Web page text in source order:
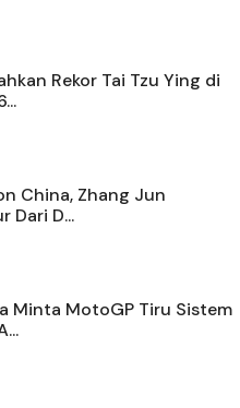
Rekor Tai Tzu Ying di
China, Zhang Jun
Dari D...
Minta MotoGP Tiru Sistem